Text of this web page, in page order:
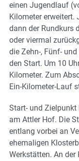
einen Jugendlauf
Kilometer erweitert.
dann der Rundkurs
oder viermal
die Zehn-, Fünf-
den Start. Um 10
Kilometer. Zum
Ein-Kilometer-Lauf
Start- und
am Attler Hof. Die
entlang vorbei an
ehemaligen
Werkstätten. An der